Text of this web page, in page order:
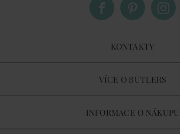
KONTAKTY
VÍCE O BUTLERS
INFORMACE O NÁKUPU